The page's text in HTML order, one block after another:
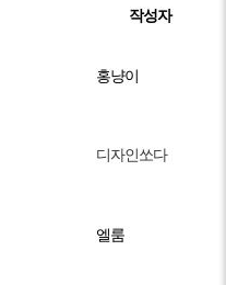
작성자
홍냥이
디자인쏘다
엘룸